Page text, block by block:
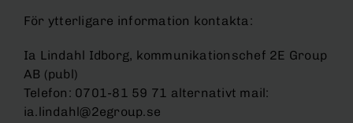
För ytterligare information kontakta:
Ia Lindahl Idborg, kommunikationschef 2E Group
AB (publ)
Telefon: 0701-81 59 71 alternativt mail:
ia.lindahl@2egroup.se